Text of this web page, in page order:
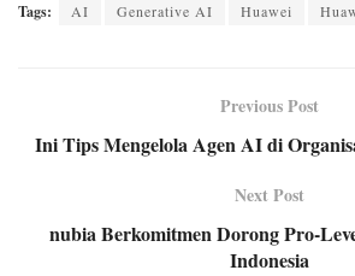
Tags: AI Generative AI Huawei
Previous Post
Ini Tips Mengelola Agen AI di
Next Post
nubia Berkomitmen Dorong Pro-
Indonesia